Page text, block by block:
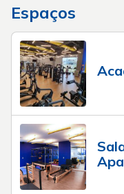
Espaços